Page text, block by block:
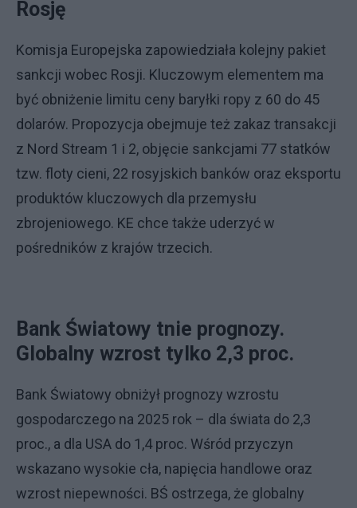
Rosję
Komisja Europejska zapowiedziała kolejny pakiet
sankcji wobec Rosji. Kluczowym elementem ma
być obniżenie limitu ceny baryłki ropy z 60 do 45
dolarów. Propozycja obejmuje też zakaz transakcji
z Nord Stream 1 i 2, objęcie sankcjami 77 statków
tzw. floty cieni, 22 rosyjskich banków oraz eksportu
produktów kluczowych dla przemysłu
zbrojeniowego. KE chce także uderzyć w
pośredników z krajów trzecich.
Bank Światowy tnie prognozy.
Globalny wzrost tylko 2,3 proc.
Bank Światowy obniżył prognozy wzrostu
gospodarczego na 2025 rok – dla świata do 2,3
proc., a dla USA do 1,4 proc. Wśród przyczyn
wskazano wysokie cła, napięcia handlowe oraz
wzrost niepewności. BŚ ostrzega, że globalny